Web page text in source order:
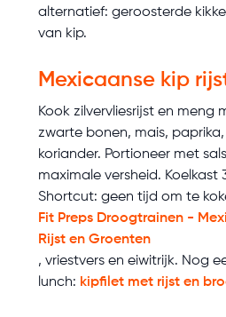
alternatief: geroosterde
van kip.
Mexicaanse kip
Kook zilvervliesrijst en meng
zwarte bonen, mais,
koriander. Portioneer met
maximale versheid. Koelkast
Shortcut: geen tijd om te
Fit Preps Droogtrainen -
Rijst en Groenten
, vriestvers en eiwitrijk. Nog
lunch: kipfilet met rijst en